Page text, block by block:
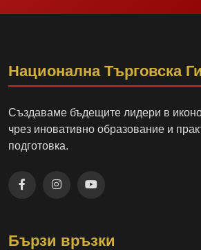
Национална Търговска
Създаваме бъдещите лидери в
чрез иновативно образование и
подготовка.
Бързи връзки